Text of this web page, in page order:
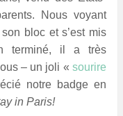
Nous voyant
bloc et s’est mis
terminé, il a très
– un joli « sourire
notre badge en
in Paris!